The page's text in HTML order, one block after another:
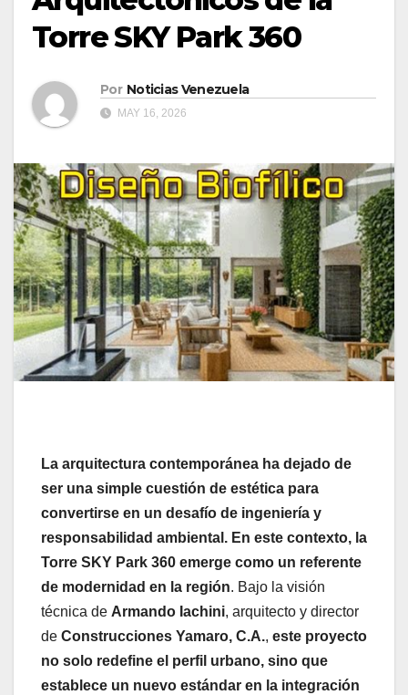
Torre SKY Park 360
Por Noticias Venezuela
MAY 16, 2026
La arquitectura contemporánea ha dejado de
ser una simple cuestión de estética para
convertirse en un desafío de ingeniería y
responsabilidad ambiental. En este contexto, la
Torre SKY Park 360 emerge como un referente
de modernidad en la región. Bajo la visión
técnica de Armando Iachini, arquitecto y director
de Construcciones Yamaro, C.A., este proyecto
no solo redefine el perfil urbano, sino que
establece un nuevo estándar en la integración